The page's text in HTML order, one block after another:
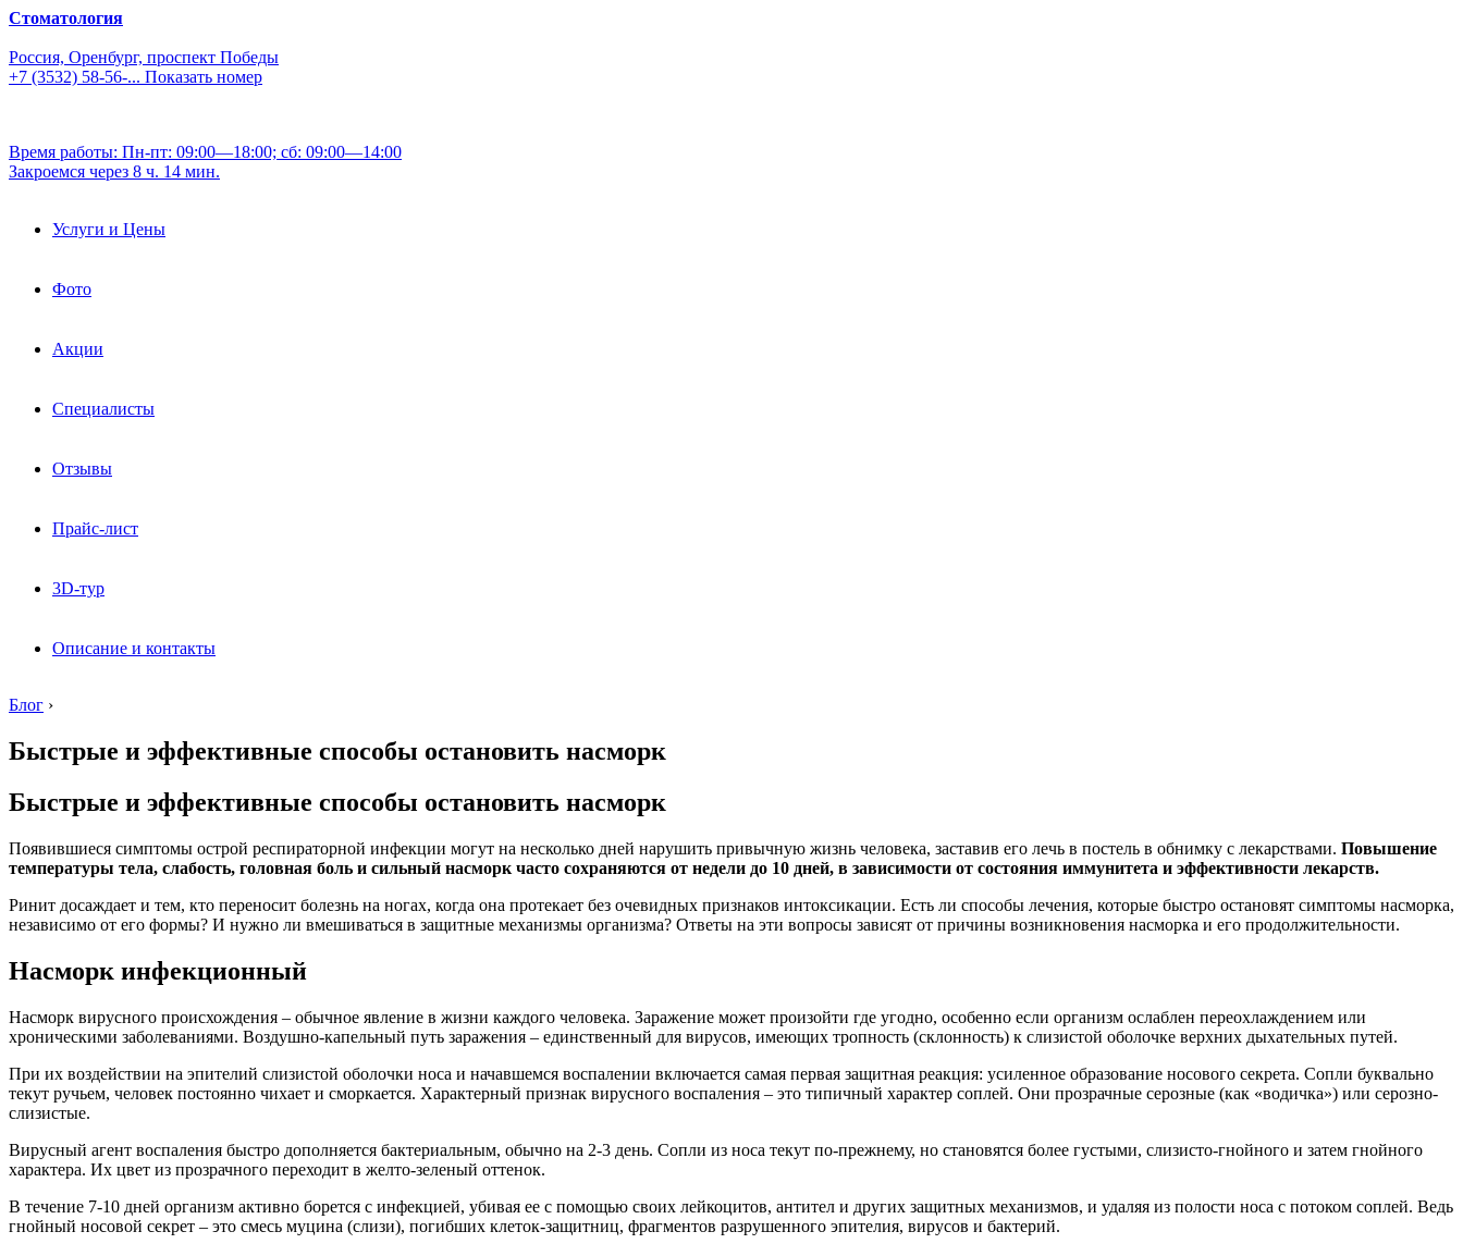
Стоматология
Россия, Оренбург, проспект Победы
+7 (3532) 58-56-... Показать номер
Время работы: Пн-пт: 09:00—18:00; сб: 09:00—14:00
Закроемся через 8 ч. 14 мин.
Услуги и Цены
Фото
Акции
Специалисты
Отзывы
Прайс-лист
3D-тур
Описание и контакты
Блог ›
Быстрые и эффективные способы остановить насморк
Быстрые и эффективные способы остановить насморк
Появившиеся симптомы острой респираторной инфекции могут на несколько дней нарушить привычную жизнь человека, заставив его лечь в постель в обнимку с лекарствами. Повышение
температуры тела, слабость, головная боль и сильный насморк часто сохраняются от недели до 10 дней, в зависимости от состояния иммунитета и эффективности лекарств.
Ринит досаждает и тем, кто переносит болезнь на ногах, когда она протекает без очевидных признаков интоксикации. Есть ли способы лечения, которые быстро остановят симптомы насморка,
независимо от его формы? И нужно ли вмешиваться в защитные механизмы организма? Ответы на эти вопросы зависят от причины возникновения насморка и его продолжительности.
Насморк инфекционный
Насморк вирусного происхождения – обычное явление в жизни каждого человека. Заражение может произойти где угодно, особенно если организм ослаблен переохлаждением или
хроническими заболеваниями. Воздушно-капельный путь заражения – единственный для вирусов, имеющих тропность (склонность) к слизистой оболочке верхних дыхательных путей.
При их воздействии на эпителий слизистой оболочки носа и начавшемся воспалении включается самая первая защитная реакция: усиленное образование носового секрета. Сопли буквально
текут ручьем, человек постоянно чихает и сморкается. Характерный признак вирусного воспаления – это типичный характер соплей. Они прозрачные серозные (как «водичка») или серозно-
слизистые.
Вирусный агент воспаления быстро дополняется бактериальным, обычно на 2-3 день. Сопли из носа текут по-прежнему, но становятся более густыми, слизисто-гнойного и затем гнойного
характера. Их цвет из прозрачного переходит в желто-зеленый оттенок.
В течение 7-10 дней организм активно борется с инфекцией, убивая ее с помощью своих лейкоцитов, антител и других защитных механизмов, и удаляя из полости носа с потоком соплей. Ведь
гнойный носовой секрет – это смесь муцина (слизи), погибших клеток-защитниц, фрагментов разрушенного эпителия, вирусов и бактерий.